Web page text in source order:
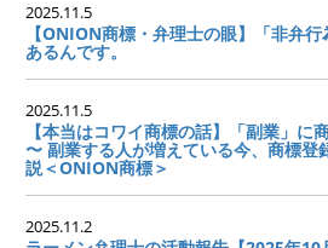
2025.11.5
【ONION商標・弁理士の眼】「非弁
あるんです。
2025.11.5
【本当はコワイ商標の話】「副業」に
〜 副業する人が増えている今、商標登
説＜ONION商標＞
2025.11.2